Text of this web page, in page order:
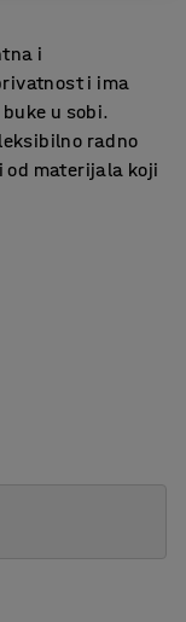
i
i ima
u sobi.
radno
od materijala koji